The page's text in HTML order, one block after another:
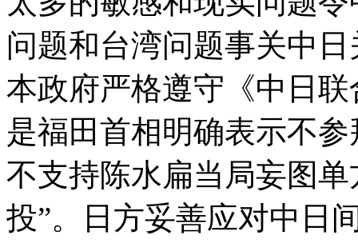
问题和台湾问题事关中
本政府严格遵守《中日
是福田首相明确表示不
不支持陈水扁当局妄图
投”。日方妥善应对中日